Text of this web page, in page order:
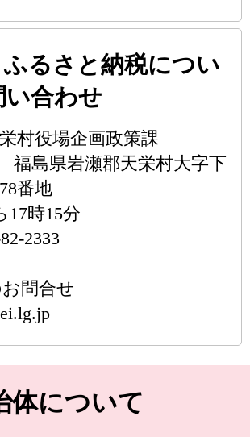
るさと納税につい
合わせ
村役場企画政策課
福島県岩瀬郡天栄村大字下
番地
17時15分
2333
問合せ
体について